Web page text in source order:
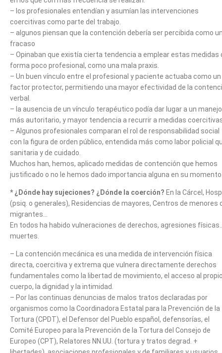
– los profesionales entendían y asumían las intervenciones
coercitivas como parte del trabajo.
– algunos piensan que la contención debería ser percibida como
fracaso
– Opinaban que existía cierta tendencia a emplear estas medidas
forma poco profesional, como una mala praxis.
– Un buen vínculo entre el profesional y paciente actuaba como un
factor protector, permitiendo una mayor efectividad de la
verbal.
– la ausencia de un vínculo terapéutico podía dar lugar a un manejo
más autoritario, y mayor tendencia a recurrir a medidas
– Algunos profesionales comparan el rol de responsabilidad social
con la figura de orden público, entendida más como labor policial
sanitaria y de cuidado.
Muchos han, hemos, aplicado medidas de contención que hemos
justificado o no le hemos dado importancia alguna en su
* ¿Dónde hay sujeciones? ¿Dónde la coerción? En la Cárcel,
(psiq. o generales), Residencias de mayores, Centros de menores
migrantes…
En todos ha habido vulneraciones de derechos, agresiones
muertes.
– La contención mecánica es una medida de intervención física
directa, coercitiva y extrema que vulnera directamente derechos
fundamentales como la libertad de movimiento, el acceso al
cuerpo, la dignidad y la intimidad.
– Por las continuas denuncias de malos tratos declaradas por
organismos como la Coordinadora Estatal para la Prevención de la
Tortura (CPDT), el Defensor del Pueblo español, defensorías, el
Comité Europeo para la Prevención de la Tortura del Consejo de
Europeo (CPT), Relatores NN.UU. (tortura y tratos degrad. +